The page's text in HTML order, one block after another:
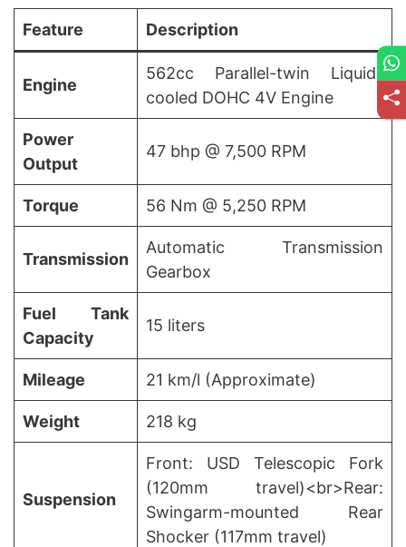
Feature Description
Engine
562cc Parallel-twin Liquid-
cooled DOHC 4V Engine
Power
Output
47 bhp @ 7,500 RPM
Torque 56 Nm @ 5,250 RPM
Transmission
Automatic Transmission
Gearbox
Fuel Tank
Capacity
15 liters
Mileage 21 km/l (Approximate)
Weight 218 kg
Suspension
Front: USD Telescopic Fork
(120mm travel)<br>Rear:
Swingarm-mounted Rear
Shocker (117mm travel)